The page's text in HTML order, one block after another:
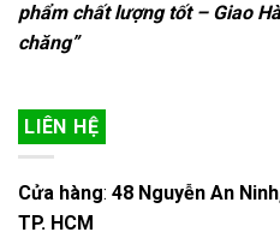
phẩm chất lượng tốt – Giao
chăng”
LIÊN HỆ
Cửa hàng: 48 Nguyễn An
TP. HCM